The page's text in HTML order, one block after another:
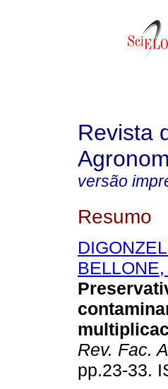
Revista
versão
Resumo
BELLONE,
Rev. Fac.
pp.23-33.